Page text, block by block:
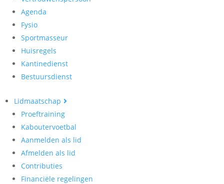
Agenda
Fysio
Sportmasseur
Huisregels
Kantinedienst
Bestuursdienst
Lidmaatschap
Proeftraining
Kaboutervoetbal
Aanmelden als lid
Afmelden als lid
Contributies
Financiële regelingen